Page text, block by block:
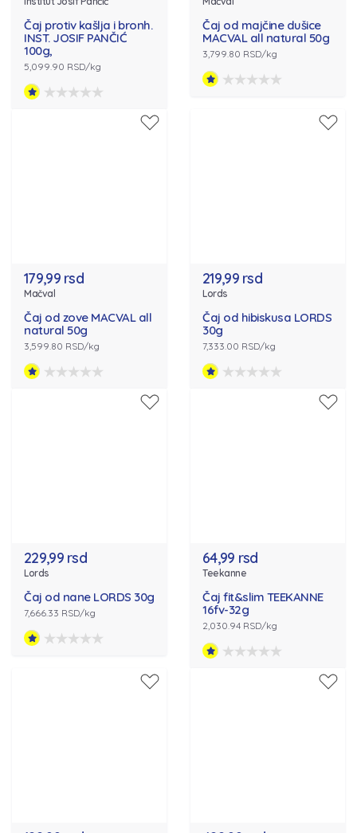
Čaj protiv kašlja i bronh.
INST. JOSIF PANČIĆ
100g,
5,099.90 RSD/kg
Čaj od majčine dušice
MACVAL all natural 50g
3,799.80 RSD/kg
179,99 rsd
Mačval
Čaj od zove MACVAL all
natural 50g
3,599.80 RSD/kg
219,99 rsd
Lords
Čaj od hibiskusa LORDS
30g
7,333.00 RSD/kg
229,99 rsd
Lords
Čaj od nane LORDS 30g
7,666.33 RSD/kg
64,99 rsd
Teekanne
Čaj fit&slim TEEKANNE
16fv-32g
2,030.94 RSD/kg